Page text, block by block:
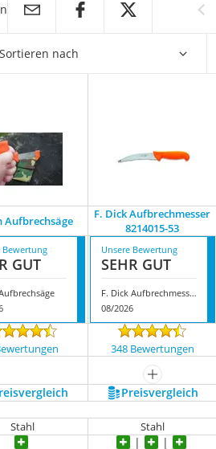
Sortieren nach
Aufbrechsäge
F. Dick Aufbrechmesser
8214015-53
Bewertung
GUT
Unsere Bewertung
SEHR GUT
F. Dick Aufbrechmesser 8214015-53
08/2026
348 Bewertungen
mehr anzeigen
Preis­vergleich
Stahl Stahl